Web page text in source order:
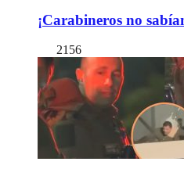
¡Carabineros no
2156